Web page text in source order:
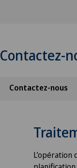
Contactez-
Contactez-nous
L’opération